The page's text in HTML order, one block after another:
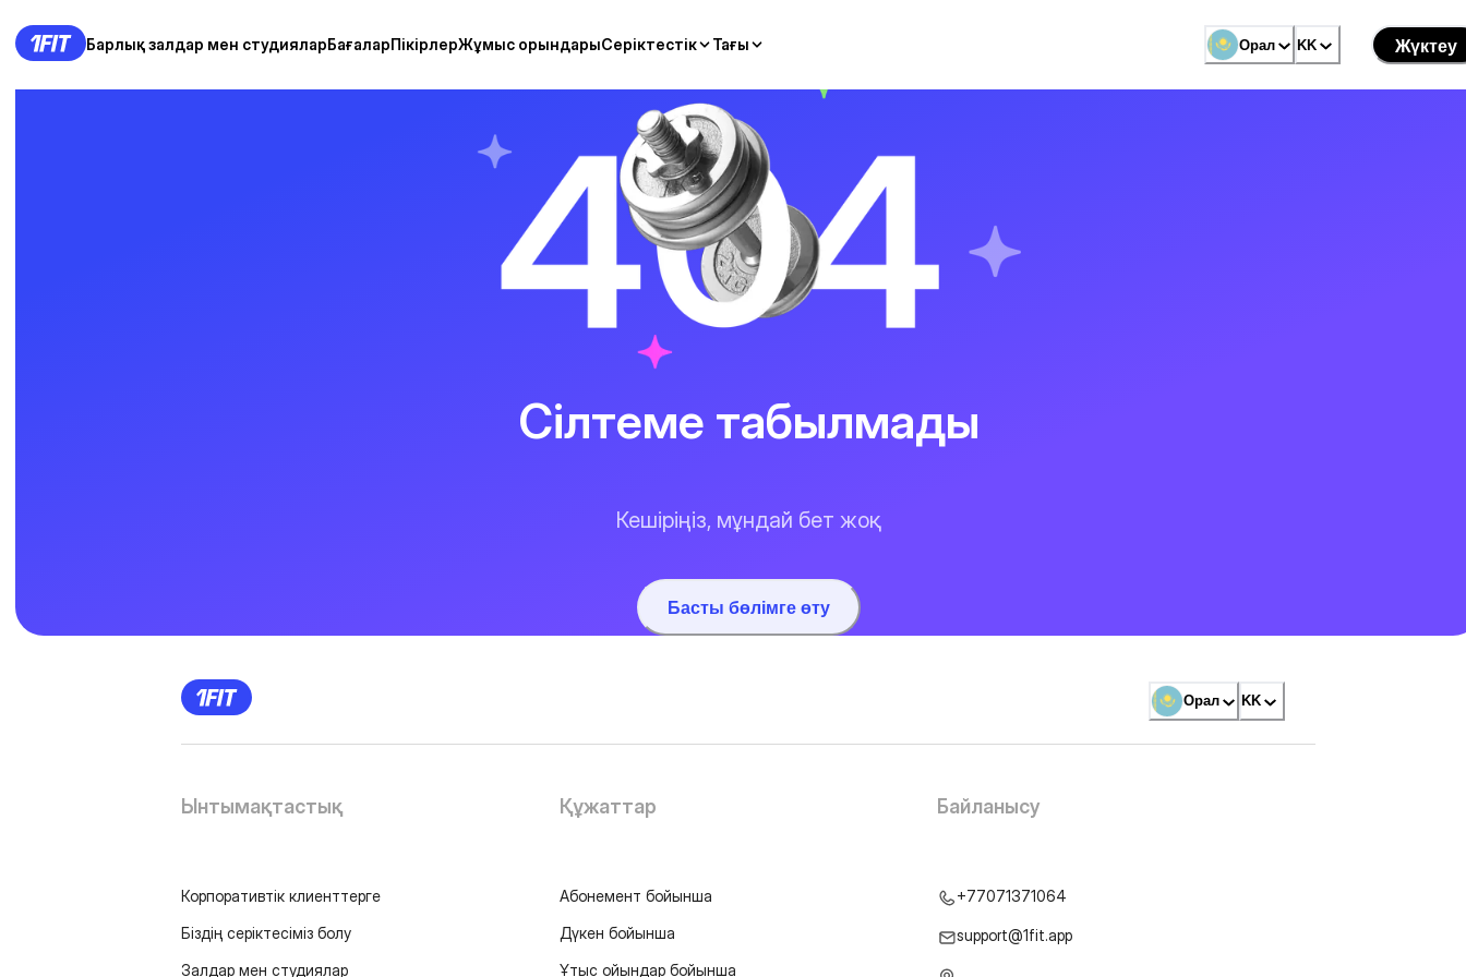
Барлық залдар мен студияларБағаларПікірлерЖұмыс орындарыСеріктестік Тағы Орал KK Жүктеу
Сілтеме табылмады
Кешіріңіз, мұндай бет жоқ
Басты бөлімге өту
Орал KK
Ынтымақтастық
Корпоративтік клиенттерге
Біздің серіктесіміз болу
Залдар мен студиялар
Құжаттар
Абонемент бойынша
Дүкен бойынша
Ұтыс ойындар бойынша
Байланысу
+77071371064
support@1fit.app